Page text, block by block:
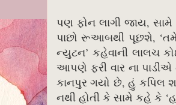
પણ ફોન લાગી જાય,
પાછો રૂઆબથી પૂછશે, ‘તમે
ન્યુટન’ કહેવાની લાલચ
આપણે ફરી વાર ના
કાનપુર ગયો છે, હું કપિલ
નથી હોતી કે સામે કહે કે